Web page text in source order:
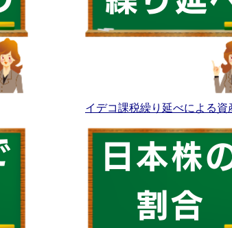
イデコ課税繰り延べによる資